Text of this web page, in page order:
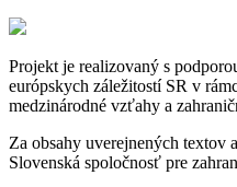
Projekt je realizovaný s
európskych záležitostí SR v
medzinárodné vzťahy a
Za obsahy uverejnených textov
Slovenská spoločnosť pre